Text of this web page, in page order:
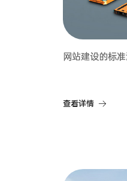
网站建设的标
查看详情